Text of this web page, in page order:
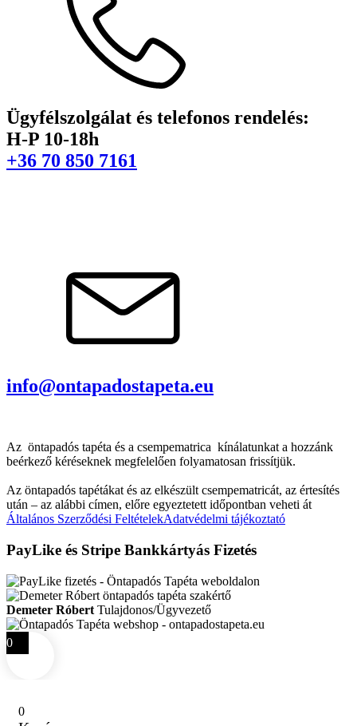
Ügyfélszolgálat és telefonos rendelés:
H-P 10-18h
+36 70 850 7161
info@ontapadostapeta.eu
Az öntapadós tapéta és a csempematrica kínálatunkat a hozzánk
beérkező kéréseknek megfelelően folyamatosan frissítjük.
Az öntapadós tapétákat és az elkészült csempematricát, az értesítés
után – az alábbi címen, előre egyeztetett időpontban veheti át
Általános Szerződési FeltételekAdatvédelmi tájékoztató
PayLike és Stripe Bankkártyás Fizetés
Demeter Róbert Tulajdonos/Ügyvezető
0
0